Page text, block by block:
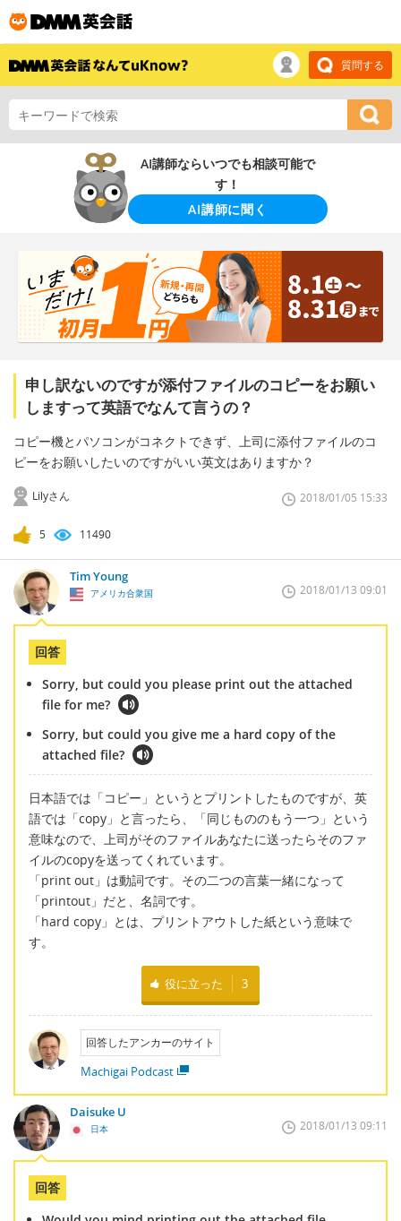
質問する
AI講師ならいつでも相談可能で
す！
AI講師に聞く
申し訳ないのですが添付ファイルのコピーをお願い
しますって英語でなんて言うの？
コピー機とパソコンがコネクトできず、上司に添付ファイルのコ
ピーをお願いしたいのですがいい英文はありますか？
Lilyさん 2018/01/05 15:33
5 11490
Tim Young
アメリカ合衆国 2018/01/13 09:01
回答
Sorry, but could you please print out the attached
file for me?
Sorry, but could you give me a hard copy of the
attached file?
日本語では「コピー」というとプリントしたものですが、英
語では「copy」と言ったら、「同じもののもう一つ」という
意味なので、上司がそのファイルあなたに送ったらそのファ
イルのcopyを送ってくれています。
「print out」は動詞です。その二つの言葉一緒になって
「printout」だと、名詞です。
「hard copy」とは、プリントアウトした紙という意味で
す。
役に立った 3
回答したアンカーのサイト
Machigai Podcast
Daisuke U
日本 2018/01/13 09:11
回答